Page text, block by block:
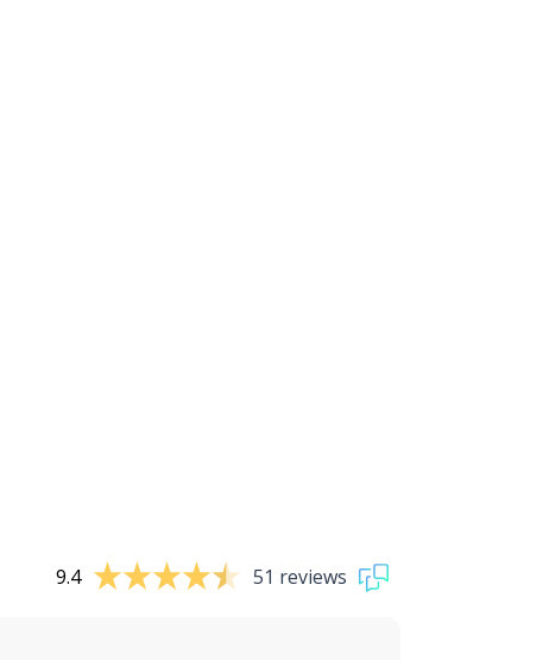
9.4 51 reviews